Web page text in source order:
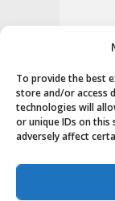
To provide the best
store and/or access
technologies will
or unique IDs on
adversely affect